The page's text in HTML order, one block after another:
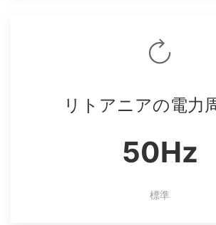
リトアニアの電力
50Hz
標準